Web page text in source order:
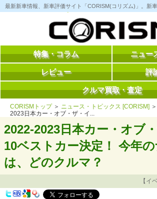
コ
ン
へ
最新新車情報、新車評価サイト「CORISM(コリズム)」。新
特集・コラム ニュー
レビュー 評
クルマ買取・査定
CORISMトップ＞ ニュース・トピックス [CORISM] ＞
2023日本カー・オブ・ザ・イ...
2022-2023日本カー・オブ
10ベストカー決定！ 今年
は、どのクルマ？
【イ